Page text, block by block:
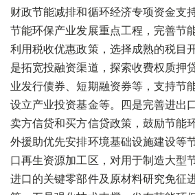
财政节能减排和循环经济专项资金支
节能环保产业发展重点工程，完善节
利用税收优惠政策，选择成熟的税目
是拓宽投融资渠道，探索收费权质押
业发行债券、短期融资券等，支持节
设立产业投资基金等。四是完善进出
卖方信贷和买方信贷政策，鼓励节能
外援助优先安排环境基础设施建设等
口再生资源加工区，对用于制造大型
进口的关键零部件及原材料研究免征